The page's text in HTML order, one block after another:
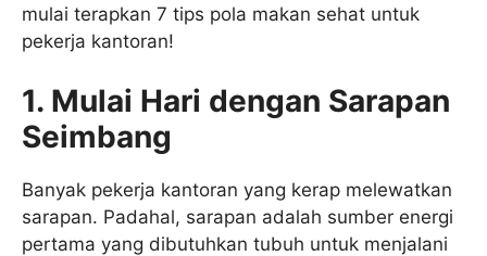
mulai terapkan 7 tips pola makan sehat untuk
pekerja kantoran!
1. Mulai Hari dengan Sarapan
Seimbang
Banyak pekerja kantoran yang kerap melewatkan
sarapan. Padahal, sarapan adalah sumber energi
pertama yang dibutuhkan tubuh untuk menjalani